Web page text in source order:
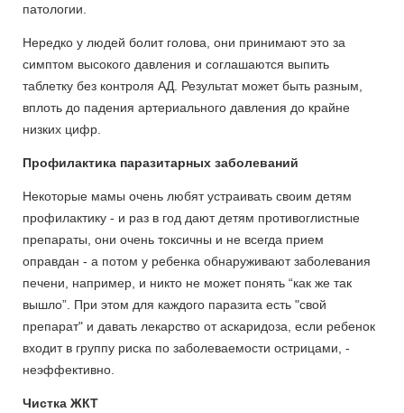
патологии.
Нередко у людей болит голова, они принимают это за
симптом высокого давления и соглашаются выпить
таблетку без контроля АД. Результат может быть разным,
вплоть до падения артериального давления до крайне
низких цифр.
Профилактика паразитарных заболеваний
Некоторые мамы очень любят устраивать своим детям
профилактику - и раз в год дают детям противоглистные
препараты, они очень токсичны и не всегда прием
оправдан - а потом у ребенка обнаруживают заболевания
печени, например, и никто не может понять “как же так
вышло”. При этом для каждого паразита есть "свой
препарат" и давать лекарство от аскаридоза, если ребенок
входит в группу риска по заболеваемости острицами, -
неэффективно.
Чистка ЖКТ